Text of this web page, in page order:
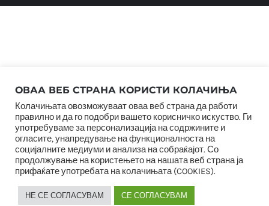
ОВАА ВЕБ СТРАНА КОРИСТИ КОЛАЧИЊА
Колачињата овозможуваат оваа веб страна да работи
правилно и да го подобри вашето корисничко искуство. Ги
употребуваме за персонализација на содржините и
огласите, унапредување на функционалноста на
социјалните медиуми и анализа на собраќајот. Со
продолжување на користењето на нашата веб страна ја
прифаќате употребата на колачињата (COOKIES).
НЕ СЕ СОГЛАСУВАМ СЕ СОГЛАСУВАМ